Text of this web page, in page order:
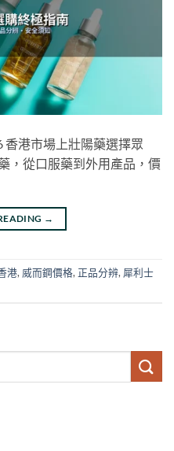
香港市場上壯陽藥選擇眾
，從口服藥到外用產品，價
→
港, 威而鋼價格, 正品分辨, 犀利士